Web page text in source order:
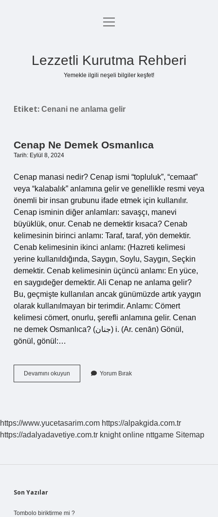
Anasayfa
menüyü
Lezzetli Kurutma Rehberi
Yemekle ilgili neşeli bilgiler keşfet!
Etiket: Cenani ne anlama gelir
Cenap Ne Demek Osmanlıca
Tarih: Eylül 8, 2024
Cenap manasi nedir? Cenap ismi “topluluk”, “cemaat”
veya “kalabalık” anlamına gelir ve genellikle resmi veya
önemli bir insan grubunu ifade etmek için kullanılır.
Cenap isminin diğer anlamları: savaşçı, manevi
büyüklük, onur. Cenab ne demektir kısaca? Cenab
kelimesinin birinci anlamı: Taraf, taraf, yön demektir.
Cenab kelimesinin ikinci anlamı: (Hazreti kelimesi
yerine kullanıldığında, Saygın, Soylu, Saygın, Seçkin
demektir. Cenab kelimesinin üçüncü anlamı: En yüce,
en saygıdeğer demektir. Ali Cenap ne anlama gelir?
Bu, geçmişte kullanılan ancak günümüzde artık yaygın
olarak kullanılmayan bir terimdir. Anlamı: Cömert
kelimesi cömert, onurlu, şerefli anlamına gelir. Cenan
ne demek Osmanlıca? (ﺟﻨﺎﻥ) i. (Ar. cenān) Gönül,
gönül, gönül:…
Devamını okuyun
Ne
Yorum Bırak
https://www.yucetasarim.com https://alpakgida.com.tr
https://adalyadavetiye.com.tr knight online nttgame Sitemap
Sidebar
Son Yazılar
Tombolo biriktirme mi ?